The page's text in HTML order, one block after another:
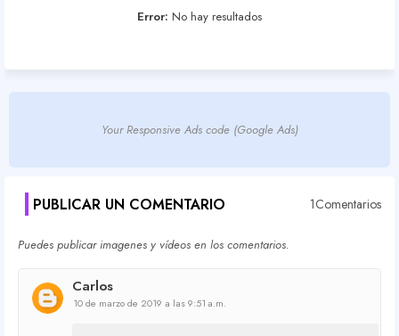
Error: No hay resultados
Your Responsive Ads code (Google Ads)
PUBLICAR UN COMENTARIO 1Comentarios
Puedes publicar imagenes y vídeos en los comentarios.
Carlos
10 de marzo de 2019 a las 9:51 a.m.